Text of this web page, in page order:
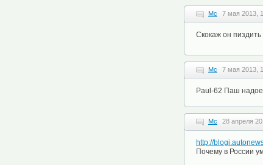
Mc 7 мая 2013,
Скокаж он
Mc 7 мая 2013,
Paul-62 Паш
Mc 28 апреля
http://
Почему в России